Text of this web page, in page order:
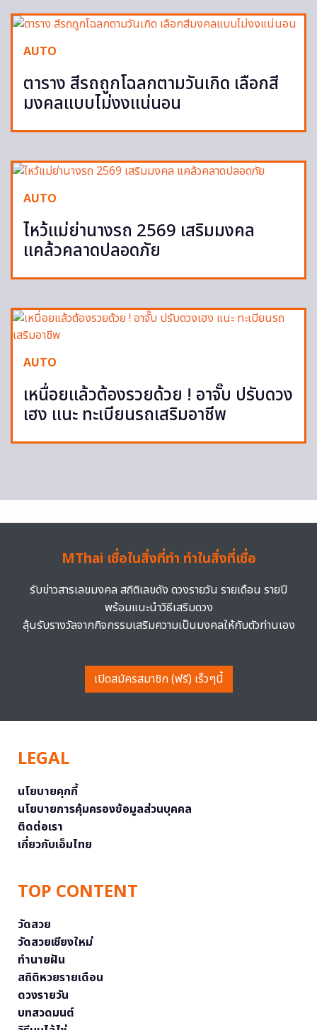
AUTO
ตาราง สีรถถูกโฉลกตามวันเกิด เลือกสี
มงคลแบบไม่งงแน่นอน
AUTO
ไหว้แม่ย่านางรถ 2569 เสริมมงคล
แคล้วคลาดปลอดภัย
AUTO
เหนื่อยแล้วต้องรวยด้วย ! อาจั๊บ ปรับดวง
เฮง แนะ ทะเบียนรถเสริมอาชีพ
MThai เชื่อในสิ่งที่ทำ ทำในสิ่งที่เชื่อ
รับข่าวสารเลขมงคล สถิติเลขดัง ดวงรายวัน รายเดือน รายปี
พร้อมแนะนำวิธีเสริมดวง
ลุ้นรับรางวัลจากกิจกรรมเสริมความเป็นมงคลให้กับตัวท่านเอง
เปิดสมัครสมาชิก (ฟรี) เร็วๆนี้
LEGAL
นโยบายคุกกี้
นโยบายการคุ้มครองข้อมูลส่วนบุคคล
ติดต่อเรา
เกี่ยวกับเอ็มไทย
TOP CONTENT
วัดสวย
วัดสวยเชียงใหม่
ทำนายฝัน
สถิติหวยรายเดือน
ดวงรายวัน
บทสวดมนต์